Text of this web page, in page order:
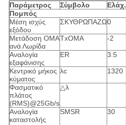
Παράμετρος Σύμβολο Ελάχ.
Πομπός
Μέση ισχύς
εξόδου
ΣΚΥΘΡΩΠΑΖΩ0
Μετάδοση ΟΜΑ
ανά Λωρίδα
TxOMA -2
Αναλογία
εξαφάνισης
ER 3.5
Κεντρικό μήκος
κύματος
λc 1320
Φασματικό
πλάτος
(RMS)@25Gb/s
△λ
Αναλογία
καταστολής
SMSR 30